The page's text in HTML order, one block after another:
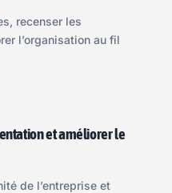
recenser les
l’organisation au fil
et améliorer le
de l’entreprise et